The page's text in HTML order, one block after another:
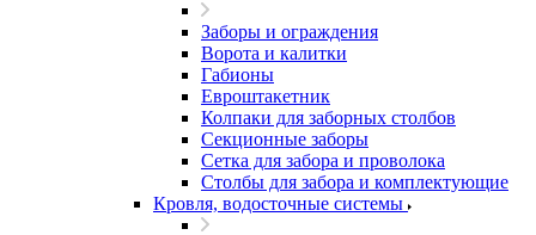
Заборы и ограждения
Ворота и калитки
Габионы
Евроштакетник
Колпаки для заборных столбов
Секционные заборы
Сетка для забора и проволока
Столбы для забора и комплектующие
Кровля, водосточные системы